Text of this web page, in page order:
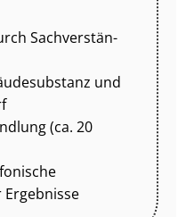
Sach­ver­stän­
und
(ca. 20